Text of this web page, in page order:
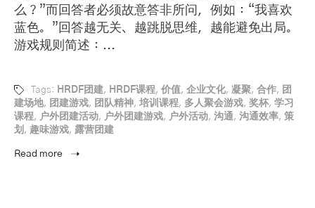
么？”而回答者必须故意答非所问，例如：“我喜欢
蓝色。”回答越无关、越跳脱思维，越能避免出局。
游戏规则简述：...
Tags: HRDF团建, HRDF课程, 价值, 企业文化, 凝聚, 合作, 团
建场地, 团建游戏, 团队精神, 培训课程, 多人聚会游戏, 奖杯, 学习
课程, 户外团建活动, 户外团建游戏, 户外活动, 沟通, 沟通效率, 策
划 , 趣味游戏, 露营团建
Read more